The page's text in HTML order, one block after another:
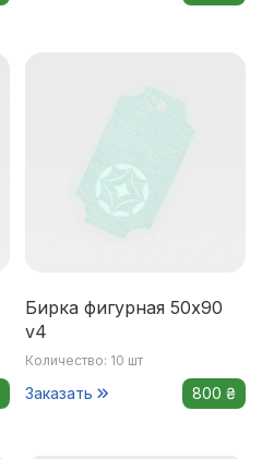
Бирка фигурная 50x90
v4
Количество: 10 шт
Заказать 800 ₴